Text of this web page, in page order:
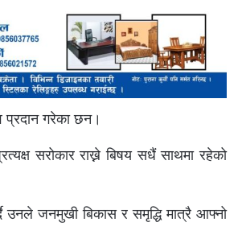
प्रदान गरेका छन।
सरोकार राख्ने बिषय सधैं साथमा रहेको
उनले जनमुखी बिकास र समृद्धि मात्रै आफ्नो